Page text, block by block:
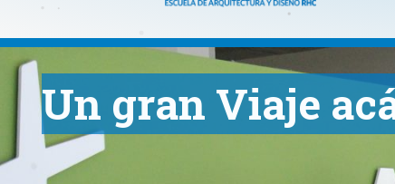
Un gran Viaje